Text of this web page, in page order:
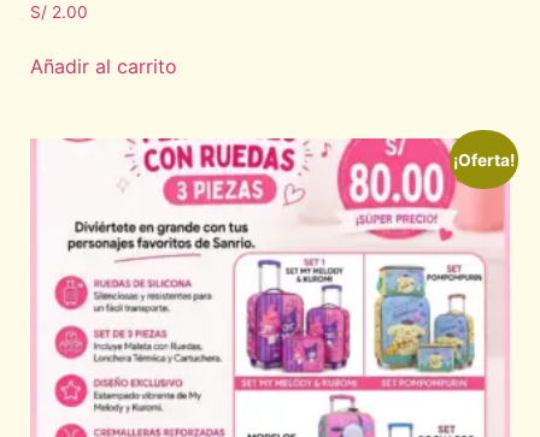
S/ 2.00
Añadir al carrito
¡Oferta!